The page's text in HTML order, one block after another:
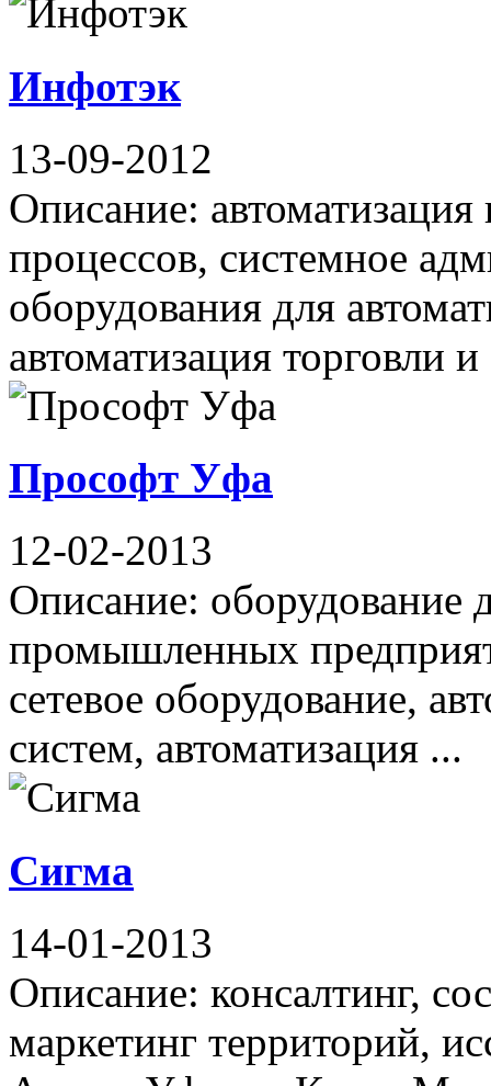
Инфотэк
13-09-2012
Описание:
процессов, системное
оборудования для
автоматизация торговли
Прософт Уфа
12-02-2013
Описание: оборудование
промышленных
сетевое оборудование,
систем, автоматизация ...
Сигма
14-01-2013
Описание: консалтинг,
маркетинг территорий,